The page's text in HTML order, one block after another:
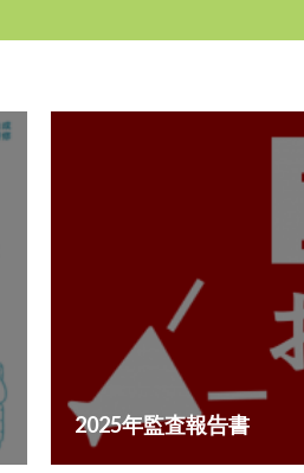
2025年監査報告書